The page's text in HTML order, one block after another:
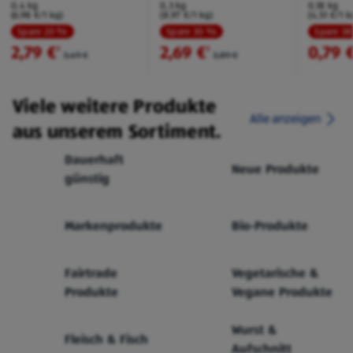
0,4 kg
(6,98 €/1 kg)
Spare 20 %
2,79 €² 3,49 €
0,3 kg
(8,97 €/1 kg)
Spare 30 %
2,69 €² 3,89 €
0,18 kg
(4,51 €/1
Spare
0,79
Viele weitere Produkte
aus unserem Sortiment.
Alle anzeigen
Dauerhaft
günstig
Neue Produkte
Markenprodukte Bio-Produkte
Fairtrade
Produkte
Vegetarische &
Vegane Produkte
Fleisch & Fisch
Wurst &
Aufschnitt